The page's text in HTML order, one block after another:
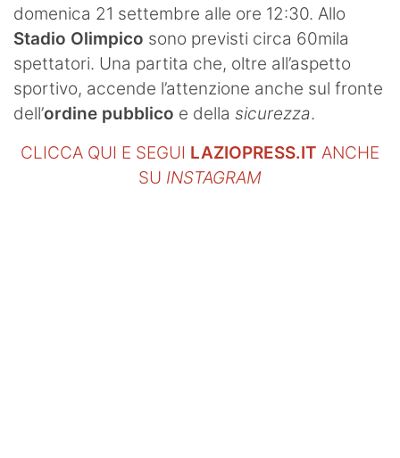
domenica 21 settembre alle ore 12:30. Allo
Stadio Olimpico sono previsti circa 60mila
spettatori. Una partita che, oltre all’aspetto
sportivo, accende l’attenzione anche sul fronte
dell’ordine pubblico e della sicurezza.
CLICCA QUI E SEGUI LAZIOPRESS.IT ANCHE
SU INSTAGRAM